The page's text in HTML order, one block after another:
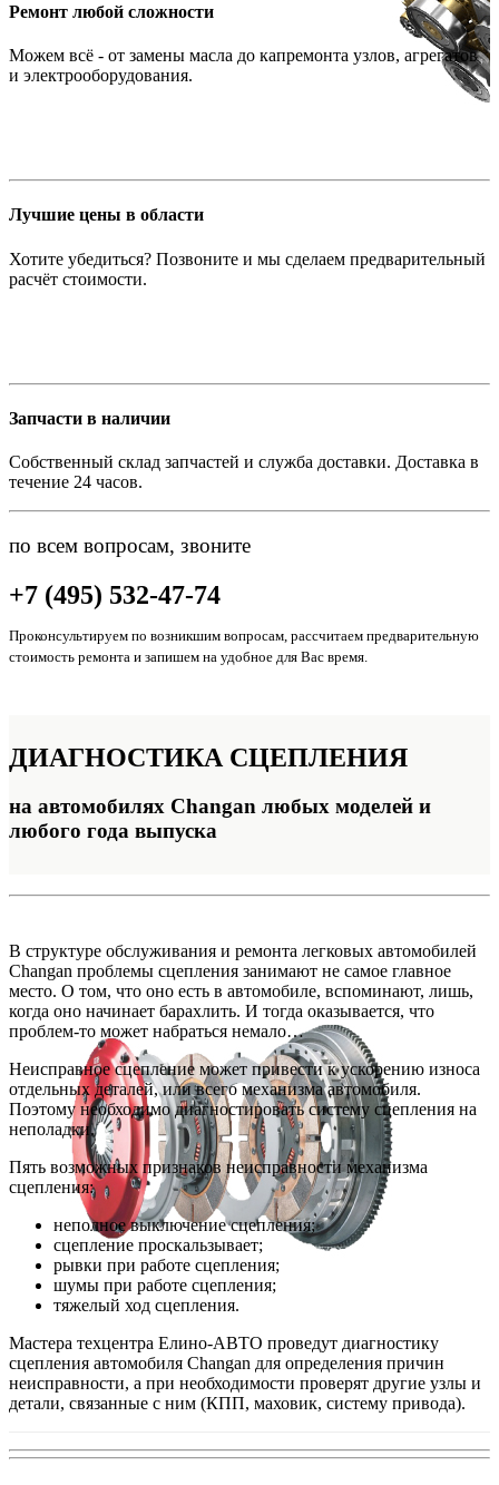
Ремонт любой сложности
Можем всё - от замены масла до капремонта узлов, агрегатов
и электрооборудования.
Лучшие цены в области
Хотите убедиться? Позвоните и мы сделаем предварительный
расчёт стоимости.
Запчасти в наличии
Собственный склад запчастей и служба доставки. Доставка в
течение 24 часов.
по всем вопросам, звоните
+7 (495) 532-47-74
Проконсультируем по возникшим вопросам, рассчитаем предварительную
стоимость ремонта и запишем на удобное для Вас время.
ДИАГНОСТИКА СЦЕПЛЕНИЯ
на автомобилях Changan любых моделей и
любого года выпуска
В структуре обслуживания и ремонта легковых автомобилей
Changan проблемы сцепления занимают не самое главное
место. О том, что оно есть в автомобиле, вспоминают, лишь,
когда оно начинает барахлить. И тогда оказывается, что
проблем-то может набраться немало…
Неисправное сцепление может привести к ускорению износа
отдельных деталей, или всего механизма автомобиля.
Поэтому необходимо диагностировать систему сцепления на
неполадки.
Пять возможных признаков неисправности механизма
сцепления:
неполное выключение сцепления;
сцепление проскальзывает;
рывки при работе сцепления;
шумы при работе сцепления;
тяжелый ход сцепления.
Мастера техцентра Елино-АВТО проведут диагностику
сцепления автомобиля Changan для определения причин
неисправности, а при необходимости проверят другие узлы и
детали, связанные с ним (КПП, маховик, систему привода).